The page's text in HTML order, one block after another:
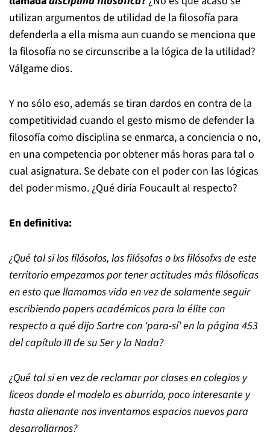
utilizan argumentos de utilidad de la filosofía para
defenderla a ella misma aun cuando se menciona que
la filosofía no se circunscribe a la lógica de la utilidad?
Válgame dios.
Y no sólo eso, además se tiran dardos en contra de la
competitividad cuando el gesto mismo de defender la
filosofía como disciplina se enmarca, a conciencia o no,
en una competencia por obtener más horas para tal o
cual asignatura. Se debate con el poder con las lógicas
del poder mismo. ¿Qué diría Foucault al respecto?
En definitiva:
¿Qué tal si los filósofos, las filósofas o lxs filósofxs de este
territorio empezamos por tener actitudes más filósoficas
en esto que llamamos vida en vez de solamente seguir
escribiendo papers académicos para la élite con
respecto a qué dijo Sartre con ‘para-sí’ en la página 453
del capítulo III de su Ser y la Nada?
¿Qué tal si en vez de reclamar por clases en colegios y
liceos donde el modelo es aburrido, poco interesante y
hasta alienante nos inventamos espacios nuevos para
desarrollarnos?